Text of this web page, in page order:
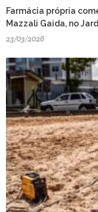
Farmácia própria
Mazzali Gaida, no
23/03/2026